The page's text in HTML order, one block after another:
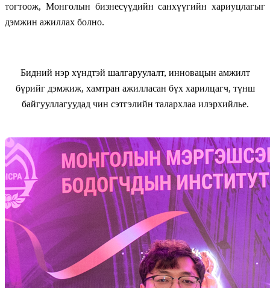
тогтоож, Монголын бизнесүүдийн санхүүгийн хариуцлагыг
дэмжин ажиллах болно.
Бидний нэр хүндтэй шалгаруулалт, инновацын амжилт
бүрийг дэмжиж, хамтран ажилласан бүх харилцагч, түнш
байгууллагуудад чин сэтгэлийн талархлаа илэрхийлье.